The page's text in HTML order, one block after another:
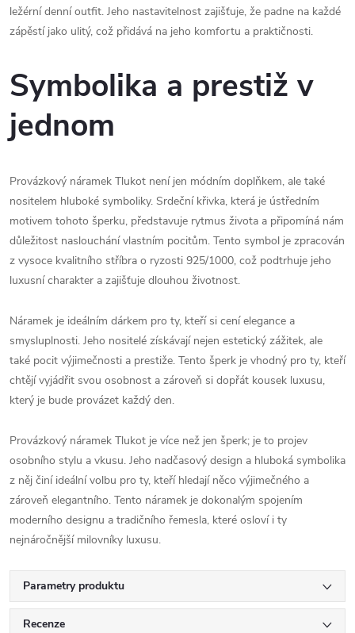
ležérní denní outfit. Jeho nastavitelnost zajišťuje, že padne na každé
zápěstí jako ulitý, což přidává na jeho komfortu a praktičnosti.
Symbolika a prestiž v
jednom
Provázkový náramek Tlukot není jen módním doplňkem, ale také
nositelem hluboké symboliky. Srdeční křivka, která je ústředním
motivem tohoto šperku, představuje rytmus života a připomíná nám
důležitost naslouchání vlastním pocitům. Tento symbol je zpracován
z vysoce kvalitního stříbra o ryzosti 925/1000, což podtrhuje jeho
luxusní charakter a zajišťuje dlouhou životnost.
Náramek je ideálním dárkem pro ty, kteří si cení elegance a
smysluplnosti. Jeho nositelé získávají nejen estetický zážitek, ale
také pocit výjimečnosti a prestiže. Tento šperk je vhodný pro ty, kteří
chtějí vyjádřit svou osobnost a zároveň si dopřát kousek luxusu,
který je bude provázet každý den.
Provázkový náramek Tlukot je více než jen šperk; je to projev
osobního stylu a vkusu. Jeho nadčasový design a hluboká symbolika
z něj činí ideální volbu pro ty, kteří hledají něco výjimečného a
zároveň elegantního. Tento náramek je dokonalým spojením
moderního designu a tradičního řemesla, které osloví i ty
nejnáročnější milovníky luxusu.
Parametry produktu
Recenze